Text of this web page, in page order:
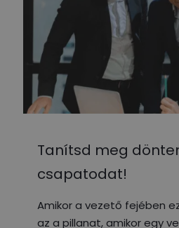
Tanítsd meg
csapatodat!
Amikor a vezető fejében
az a pillanat, amikor egy